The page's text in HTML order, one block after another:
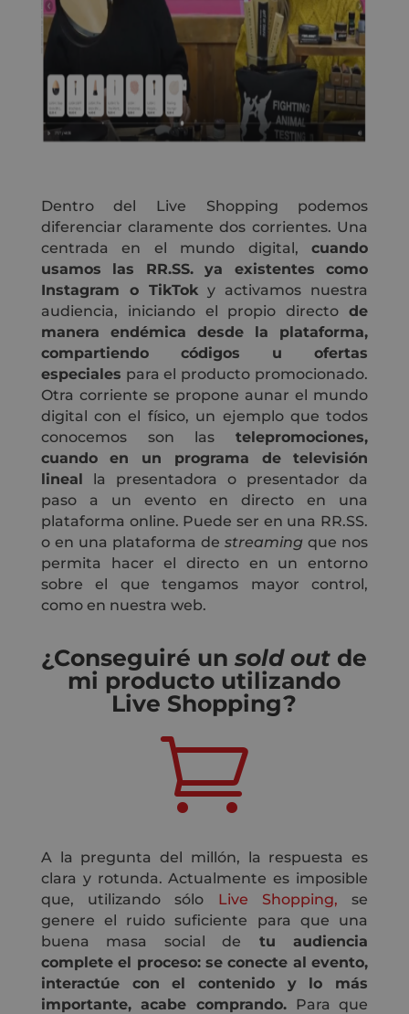
Dentro del Live Shopping podemos
diferenciar claramente dos corrientes. Una
centrada en el mundo digital,cuando
usamos las RR.SS. ya existentes como
Instagram o TikToky activamos nuestra
audiencia, iniciando el propio directode
manera endémica desde la plataforma,
compartiendo códigos u ofertas
especiales para el producto promocionado.
Otra corriente se propone aunar el mundo
digital con el físico, un ejemplo que todos
conocemos son lastelepromociones,
cuando en un programa de televisión
lineal la presentadora o presentador da
paso a un evento en directo en una
plataforma online. Puede ser en una RR.SS.
o en una plataforma destreaming que nos
permita hacer el directo en un entorno
sobre el que tengamos mayor control,
como en nuestra web.
¿Conseguiré unsold out de
mi producto utilizando
Live Shopping?

A la pregunta del millón, la respuesta es
clara y rotunda. Actualmente es imposible
que, utilizando sólo Live Shopping, se
genere el ruido suficiente para que una
buena masa social de tu audiencia
complete el proceso: se conecte al evento,
interactúe con el contenido y lo más
importante, acabe comprando. Para que